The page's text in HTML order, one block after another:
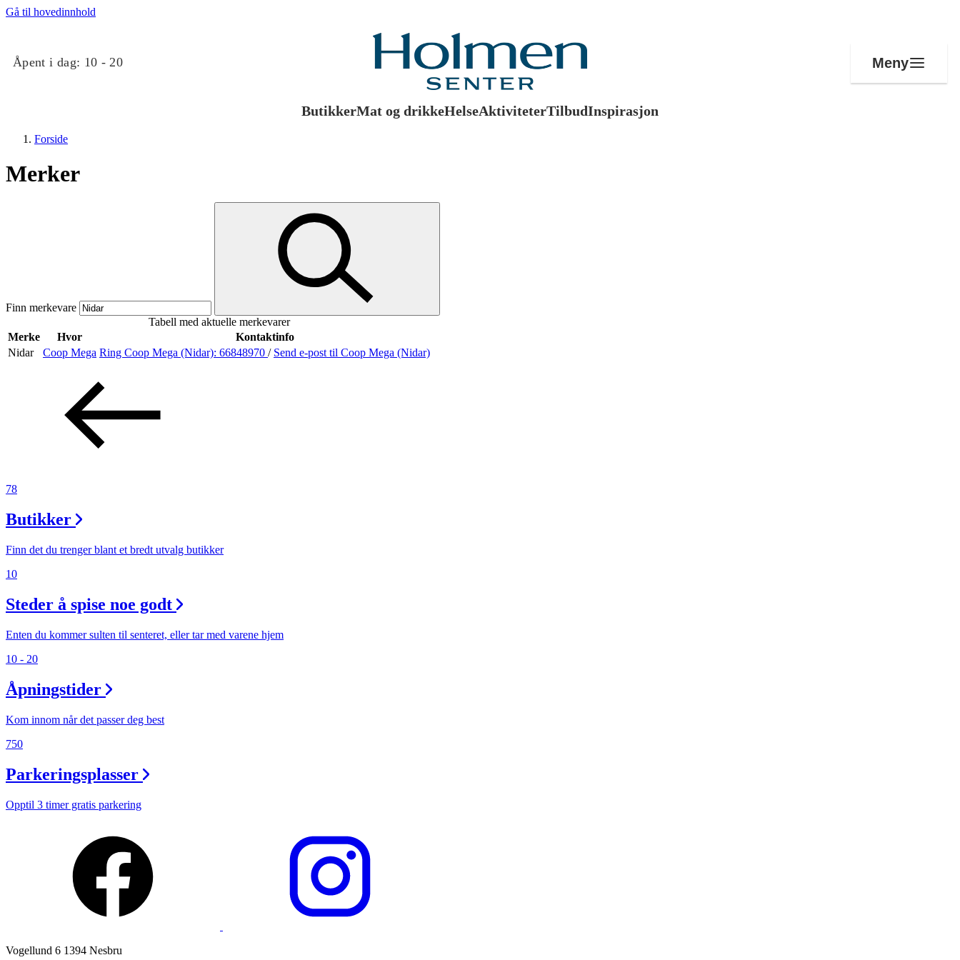
Gå til hovedinnhold
Åpent i dag: 10 - 20 Meny
ButikkerMat og drikkeHelseAktiviteterTilbudInspirasjon
Mat og drikke
Helse
Aktiviteter
Tilbud
Søk
Åpningstider
Praktisk informasjon
Magasin
Gavekort
Forside
Merker
Finn merkevare
Tabell med aktuelle merkevarer
Merke
Hvor
Kontaktinfo
Nidar
Coop Mega Ring Coop Mega (Nidar): 66848970 / Send e-post til Coop Mega (Nidar)
78
Butikker
Finn det du trenger blant et bredt utvalg butikker
10
Steder å spise noe godt
Enten du kommer sulten til senteret, eller tar med varene hjem
10 - 20
Åpningstider
Kom innom når det passer deg best
750
Parkeringsplasser
Opptil 3 timer gratis parkering
Vogellund 6 1394 Nesbru